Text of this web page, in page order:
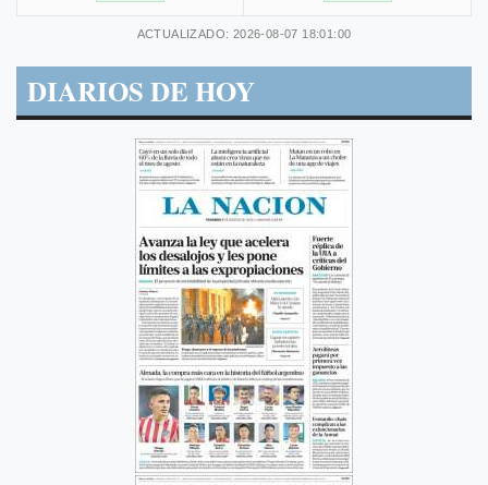
ACTUALIZADO: 2026-08-07 18:01:00
DIARIOS DE HOY